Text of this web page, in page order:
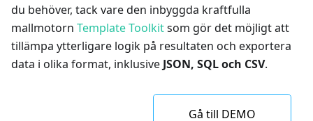
du behöver, tack vare den inbyggda kraftfulla
mallmotorn Template Toolkitsom gör det möjligt att
tillämpa ytterligare logik på resultaten och exportera
data i olika format, inklusive JSON, SQL och CSV.
Gå till DEMO